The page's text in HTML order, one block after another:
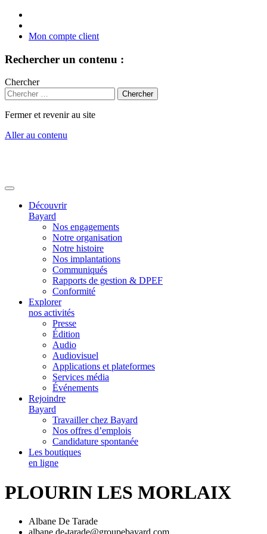
Mon compte client
Rechercher un contenu :
Chercher
Fermer et revenir au site
Aller au contenu
Découvrir
Bayard
Nos engagements
Notre organisation
Notre histoire
Nos implantations
Communiqués
Rapports de gestion & DPEF
Conformité
Explorer
nos activités
Presse
Édition
Audio
Audiovisuel
Applications et plateformes
Services média
Événements
Rejoindre
Bayard
Travailler chez Bayard
Nos offres d’emplois
Candidature spontanée
Les boutiques
en ligne
PLOURIN LES MORLAIX
Albane De Tarade